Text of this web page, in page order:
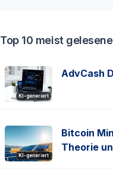
Top 10 meist
KI-generiert
AdvCash
KI-generiert
Bitcoin
Theorie